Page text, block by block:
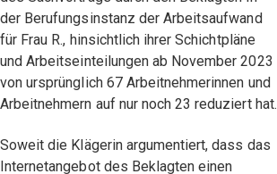
der Berufungsinstanz der Arbeitsaufwand
für Frau R., hinsichtlich ihrer Schichtpläne
und Arbeitseinteilungen ab November 2023
von ursprünglich 67 Arbeitnehmerinnen und
Arbeitnehmern auf nur noch 23 reduziert hat.
Soweit die Klägerin argumentiert, dass das
Internetangebot des Beklagten einen